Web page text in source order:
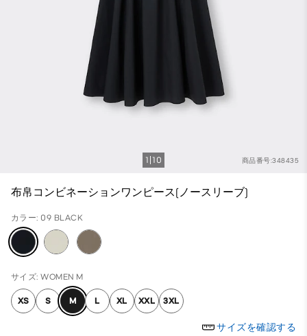
商品番号:348435
1 10
布帛コンビネーションワンピース(ノースリーブ)
カラー: 09 BLACK
サイズ: WOMEN M
XS S M L XL XXL 3XL
サイズを確認する